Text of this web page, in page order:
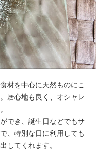
材を中心に天然ものにこ
居心地も良く、オシャレ
でき、誕生日などでもサ
、特別な日に利用しても
してくれます。